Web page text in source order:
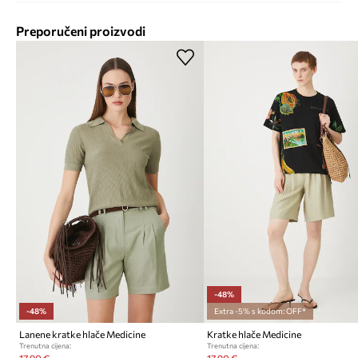
Preporučeni proizvodi
-48%
Lanene kratke hlače Medicine
Trenutna cijena:
-48%
Extra -5% s kodom: OFF*
Kratke hlače Medicine
Trenutna cijena: